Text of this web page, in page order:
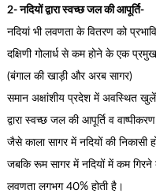
2- नदियों द्वारा स्वच्छ जल की आपूर्ति-
नदियां भी लवणता के वितरण को
दक्षिणी गोलार्ध से कम होने के एक
(बंगाल की खाड़ी और अरब सागर)
समान अक्षांशीय प्रदेश में अवस्थित
द्वारा स्वच्छ जल की आपूर्ति व
जैसे काला सागर में नदियों की
जबकि रूम सागर में नदियों में कम
लवणता लगभग 40% होती है।